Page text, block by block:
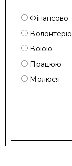
Фінансово
Волонтерю
Воюю
Працюю
Молюся